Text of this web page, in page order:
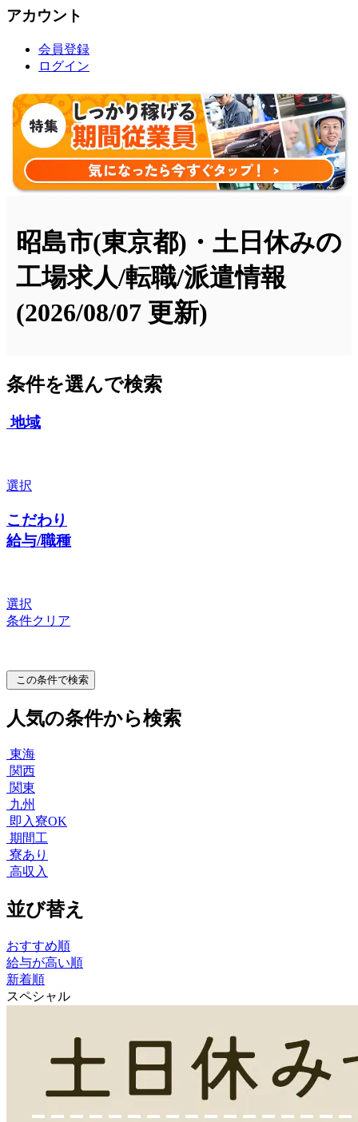
アカウント
会員登録
ログイン
昭島市(東京都)・土日休みの
工場求人/転職/派遣情報
(2026/08/07 更新)
条件を選んで検索
地域
選択
こだわり
給与/職種
選択
条件クリア
この条件で検索
人気の条件から検索
東海
関西
関東
九州
即入寮OK
期間工
寮あり
高収入
並び替え
おすすめ順
給与が高い順
新着順
スペシャル